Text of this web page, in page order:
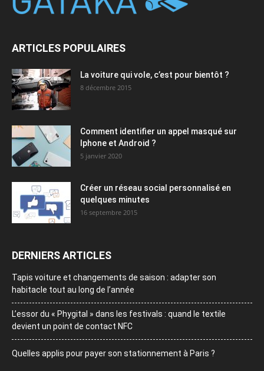
ARTICLES POPULAIRES
La voiture qui vole, c’est pour bientôt ?
8 décembre 2015
Comment identifier un appel masqué sur
Iphone et Android ?
5 janvier 2020
Créer un réseau social personnalisé en
quelques minutes
16 septembre 2015
DERNIERS ARTICLES
Tapis voiture et changements de saison : adapter son
habitacle tout au long de l’année
L’essor du « Phygital » dans les festivals : quand le textile
devient un point de contact NFC
Quelles applis pour payer son stationnement à Paris ?